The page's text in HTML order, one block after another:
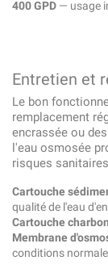
400 GPD — usage
Entretien et
Le bon
remplacement
encrassée ou
l'eau osmosée
risques
Cartouche
qualité de l'eau
Cartouche
Membrane
conditions